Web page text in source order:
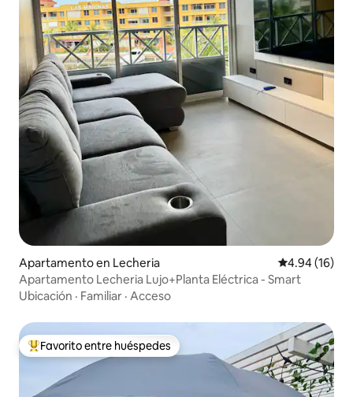
Apartamento en Lecheria Calificación
4.94 (16)
Apartamento Lecheria Lujo+Planta Eléctrica - Smart
Ubicación · Familiar · Acceso
Favorito entre huéspedes preferido
Favorito entre huéspedes